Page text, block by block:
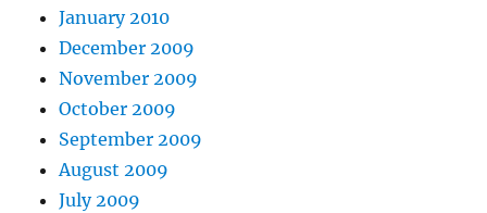
January 2010
December 2009
November 2009
October 2009
September 2009
August 2009
July 2009